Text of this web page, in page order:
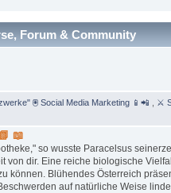
Forum & Community
🖲 Social Media Marketing 📱📲 ⚔
📖
so wusste Paracelsus
von dir. Eine reiche biologische
können. Blühendes Österreich
auf natürliche Weise